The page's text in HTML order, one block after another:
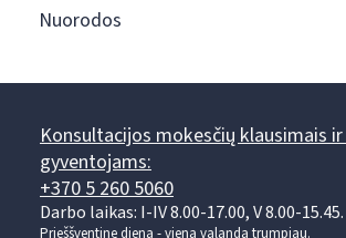
Nuorodos
Konsultacijos mokesčių klausimais
gyventojams:
+370 5 260 5060
Darbo laikas: I-IV 8.00-17.00, V 8.00-15.45.
Prieššventinę dieną - viena valanda trumpiau.